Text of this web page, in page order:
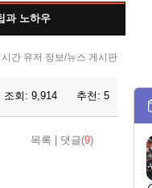
과 노하우
간 유저 정보/뉴스 게시판
조회: 9,914 추천: 5
목록 댓글(9)